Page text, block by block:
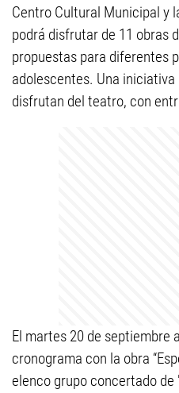
Centro Cultural Municipal y
podrá disfrutar de 11 obras
propuestas para diferentes
adolescentes. Una
disfrutan del teatro, con
El martes 20 de septiembre
cronograma con la obra
elenco grupo concertado de